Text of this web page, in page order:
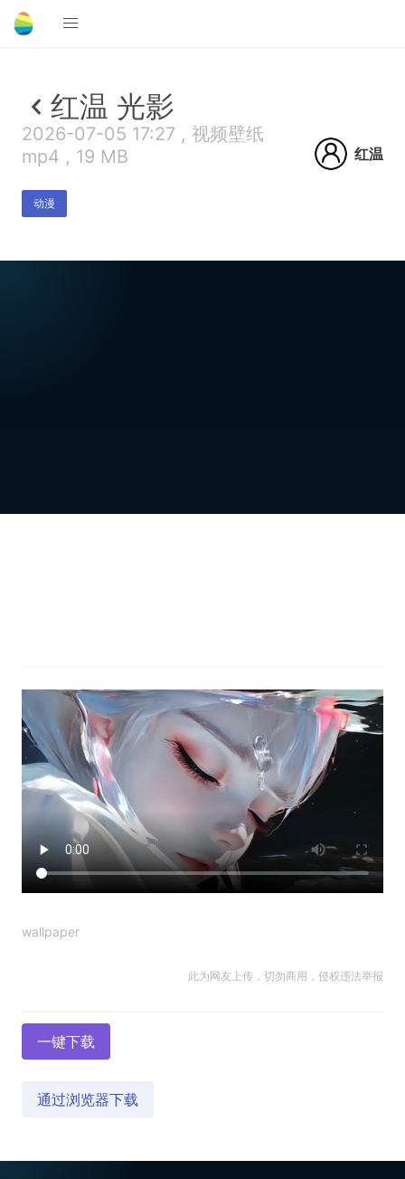
红温 光影
2026-07-05 17:27 , 视频壁纸
mp4 , 19 MB
动漫
红温
wallpaper
此为网友上传，切勿商用，侵权违法举报
一键下载
通过浏览器下载